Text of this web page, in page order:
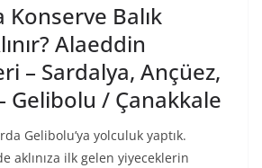
Konserve Balık
Alaeddin
– Sardalya, Ançüez,
Gelibolu / Çanakkale
Gelibolu’ya yolculuk yaptık.
aklınıza ilk gelen yiyeceklerin